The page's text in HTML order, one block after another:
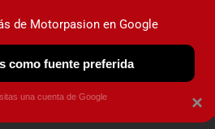
OBSERVATORIO
×
de Motorpasion en Google
como fuente preferida
una cuenta de Google